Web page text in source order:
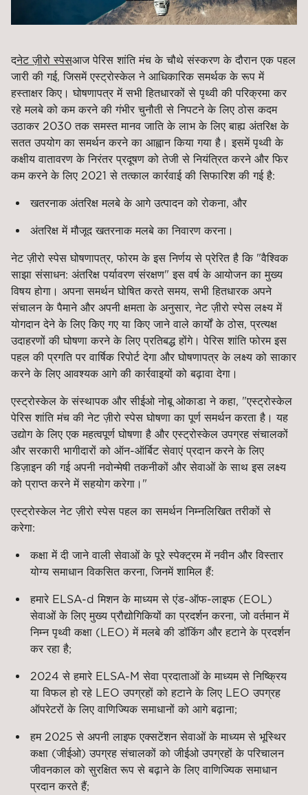
दनेट ज़ीरो स्पेसआज पेरिस शांति मंच के चौथे संस्करण के दौरान एक पहल
जारी की गई, जिसमें एस्ट्रोस्केल ने आधिकारिक समर्थक के रूप में
हस्ताक्षर किए। घोषणापत्र में सभी हितधारकों से पृथ्वी की परिक्रमा कर
रहे मलबे को कम करने की गंभीर चुनौती से निपटने के लिए ठोस कदम
उठाकर 2030 तक समस्त मानव जाति के लाभ के लिए बाह्य अंतरिक्ष के
सतत उपयोग का समर्थन करने का आह्वान किया गया है। इसमें पृथ्वी के
कक्षीय वातावरण के निरंतर प्रदूषण को तेजी से नियंत्रित करने और फिर
कम करने के लिए 2021 से तत्काल कार्रवाई की सिफारिश की गई है:
खतरनाक अंतरिक्ष मलबे के आगे उत्पादन को रोकना, और
अंतरिक्ष में मौजूद खतरनाक मलबे का निवारण करना।
नेट ज़ीरो स्पेस घोषणापत्र, फोरम के इस निर्णय से प्रेरित है कि "वैश्विक
साझा संसाधन: अंतरिक्ष पर्यावरण संरक्षण" इस वर्ष के आयोजन का मुख्य
विषय होगा। अपना समर्थन घोषित करते समय, सभी हितधारक अपने
संचालन के पैमाने और अपनी क्षमता के अनुसार, नेट ज़ीरो स्पेस लक्ष्य में
योगदान देने के लिए किए गए या किए जाने वाले कार्यों के ठोस, प्रत्यक्ष
उदाहरणों की घोषणा करने के लिए प्रतिबद्ध होंगे। पेरिस शांति फोरम इस
पहल की प्रगति पर वार्षिक रिपोर्ट देगा और घोषणापत्र के लक्ष्य को साकार
करने के लिए आवश्यक आगे की कार्रवाइयों को बढ़ावा देगा।
एस्ट्रोस्केल के संस्थापक और सीईओ नोबू ओकाडा ने कहा, "एस्ट्रोस्केल
पेरिस शांति मंच की नेट ज़ीरो स्पेस घोषणा का पूर्ण समर्थन करता है। यह
उद्योग के लिए एक महत्वपूर्ण घोषणा है और एस्ट्रोस्केल उपग्रह संचालकों
और सरकारी भागीदारों को ऑन-ऑर्बिट सेवाएं प्रदान करने के लिए
डिज़ाइन की गई अपनी नवोन्मेषी तकनीकों और सेवाओं के साथ इस लक्ष्य
को प्राप्त करने में सहयोग करेगा।"
एस्ट्रोस्केल नेट ज़ीरो स्पेस पहल का समर्थन निम्नलिखित तरीकों से
करेगा:
कक्षा में दी जाने वाली सेवाओं के पूरे स्पेक्ट्रम में नवीन और विस्तार
योग्य समाधान विकसित करना, जिनमें शामिल हैं:
हमारे ELSA-d मिशन के माध्यम से एंड-ऑफ-लाइफ (EOL)
सेवाओं के लिए मुख्य प्रौद्योगिकियों का प्रदर्शन करना, जो वर्तमान में
निम्न पृथ्वी कक्षा (LEO) में मलबे की डॉकिंग और हटाने के प्रदर्शन
कर रहा है;
2024 से हमारे ELSA-M सेवा प्रदाताओं के माध्यम से निष्क्रिय
या विफल हो रहे LEO उपग्रहों को हटाने के लिए LEO उपग्रह
ऑपरेटरों के लिए वाणिज्यिक समाधानों को आगे बढ़ाना;
हम 2025 से अपनी लाइफ एक्सटेंशन सेवाओं के माध्यम से भूस्थिर
कक्षा (जीईओ) उपग्रह संचालकों को जीईओ उपग्रहों के परिचालन
जीवनकाल को सुरक्षित रूप से बढ़ाने के लिए वाणिज्यिक समाधान
प्रदान करते हैं;